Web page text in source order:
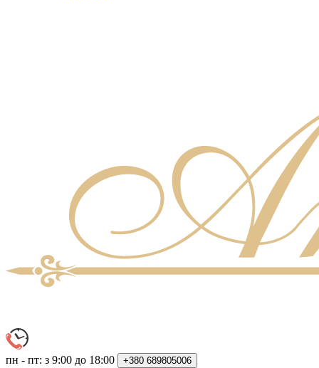
пн - пт: з 9:00 до 18:00 +380 689805006